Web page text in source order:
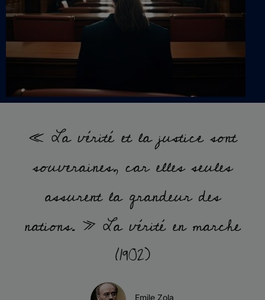
« La vérité et la justice sont
souveraines, car elles seules
assurent la grandeur des
nations. » La vérité en marche
(1902)
Emile Zola